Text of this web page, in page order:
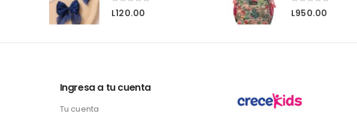
L120.00 L950.00
Ingresa a tu cuenta
Tu cuenta